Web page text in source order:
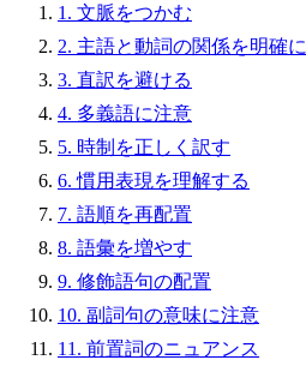
1. 文脈をつかむ
2. 主語と動詞の関係を明確に
3. 直訳を避ける
4. 多義語に注意
5. 時制を正しく訳す
6. 慣用表現を理解する
7. 語順を再配置
8. 語彙を増やす
9. 修飾語句の配置
10. 副詞句の意味に注意
11. 前置詞のニュアンス